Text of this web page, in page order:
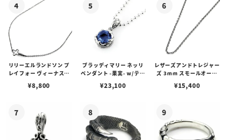
リリーエルランドソン プ
レイフォー ヴィーナスチ
¥8,800
ブラッディマリー ネッリ
ペンダント -果実- w/ティ
¥23,100
レザーズアンドトレジャー
ズ 3mm スモールオーバ
ブスタークラスプ＆LTロ
¥15,400